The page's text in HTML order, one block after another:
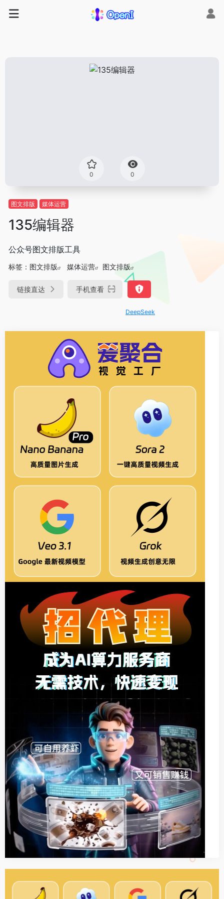
0 0
图文排版 媒体运营
135编辑器
公众号图文排版工具
标签： 图文排版 媒体运营 图文排版
链接直达 手机查看
DeepSeek-R1、V3满血版免费用！- 字